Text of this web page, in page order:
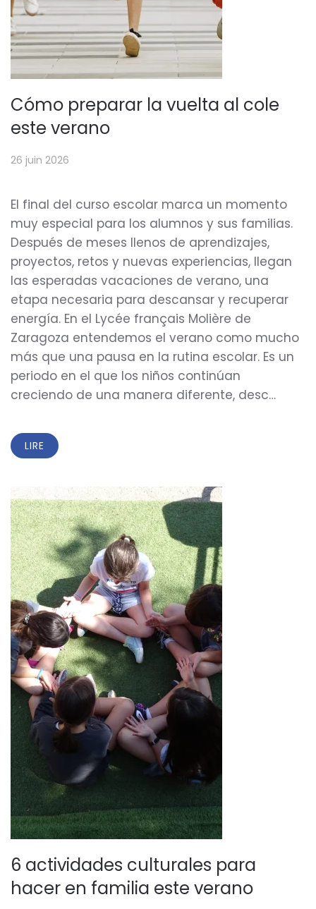
Cómo preparar la vuelta al cole
este verano
26 juin 2026
El final del curso escolar marca un momento
muy especial para los alumnos y sus familias.
Después de meses llenos de aprendizajes,
proyectos, retos y nuevas experiencias, llegan
las esperadas vacaciones de verano, una
etapa necesaria para descansar y recuperar
energía. En el Lycée français Molière de
Zaragoza entendemos el verano como mucho
más que una pausa en la rutina escolar. Es un
periodo en el que los niños continúan
creciendo de una manera diferente, desc…
LIRE
6 actividades culturales para
hacer en familia este verano